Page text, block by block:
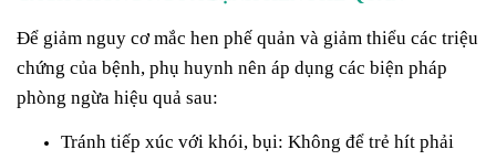
Để giảm nguy cơ mắc hen phế quản và giảm thiểu các triệu
chứng của bệnh, phụ huynh nên áp dụng các biện pháp
phòng ngừa hiệu quả sau:
Tránh tiếp xúc với khói, bụi: Không để trẻ hít phải